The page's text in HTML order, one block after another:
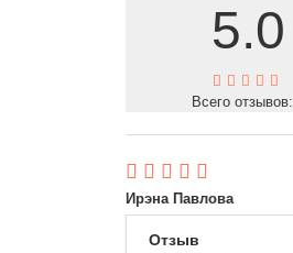
5.0
Всего отзывов:
Ирэна Павлова
Отзыв